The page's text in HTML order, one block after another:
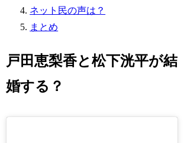
ネット民の声は？
まとめ
戸田恵梨香と松下洸平が結
婚する？